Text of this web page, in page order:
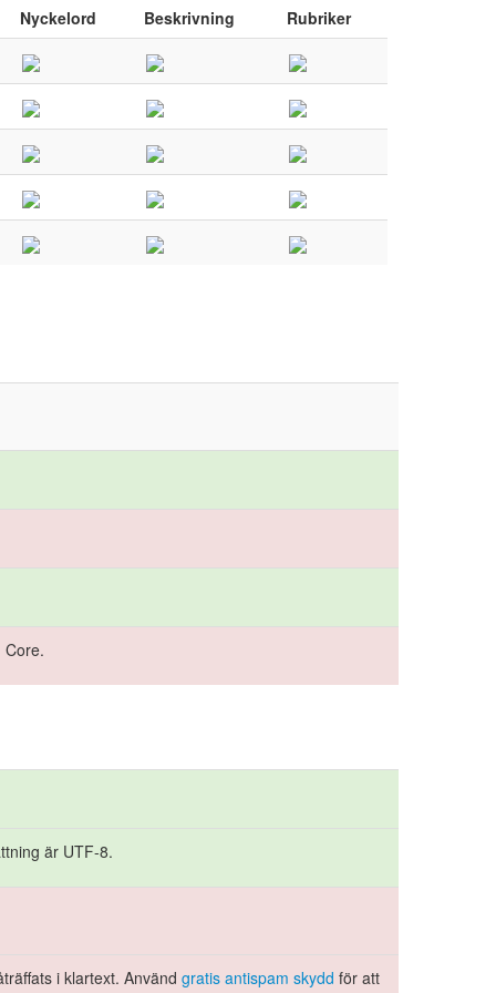
Nyckelord Beskrivning Rubriker
Core.
är UTF-8.
i klartext. Använd gratis antispam skydd för att